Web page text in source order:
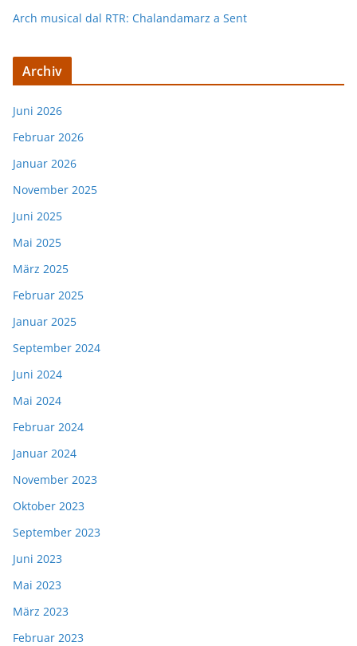
Arch musical dal RTR: Chalandamarz a Sent
Archiv
Juni 2026
Februar 2026
Januar 2026
November 2025
Juni 2025
Mai 2025
März 2025
Februar 2025
Januar 2025
September 2024
Juni 2024
Mai 2024
Februar 2024
Januar 2024
November 2023
Oktober 2023
September 2023
Juni 2023
Mai 2023
März 2023
Februar 2023